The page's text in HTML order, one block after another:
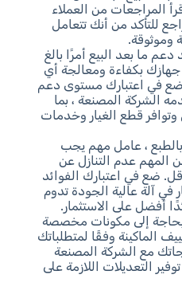
المراجعات من العملاء
للتأكد من أنك تتعامل
وموثوقة.
ما بعد البيع أمرًا بالغ
بكفاءة ومعالجة أي
في اعتبارك مستوى دعم
الشركة المصنعة ، بما
قطع الغيار وخدمات
، عامل مهم يجب
المهم عدم التنازل عن
ضع في اعتبارك الفوائد
في آلة عالية الجودة تدوم
أفضل على الاستثمار.
إلى مكونات مخصصة
الماكينة وفقًا لمتطلباتك
مع الشركة المصنعة
التعديلات اللازمة على